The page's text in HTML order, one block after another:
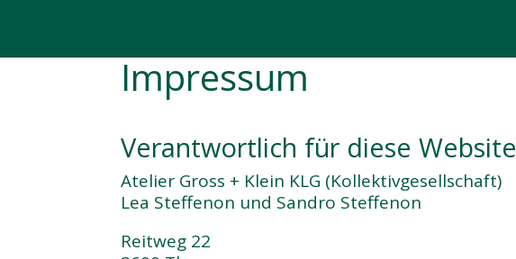
Impressum
Verantwortlich für diese Website
Atelier Gross + Klein KLG (Kollektivgesellschaft)
Lea Steffenon und Sandro Steffenon
Reitweg 22